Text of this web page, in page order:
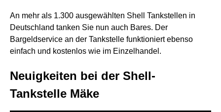
An mehr als 1.300 ausgewählten Shell Tankstellen in
Deutschland tanken Sie nun auch Bares. Der
Bargeldservice an der Tankstelle funktioniert ebenso
einfach und kostenlos wie im Einzelhandel.
Neuigkeiten bei der Shell-
Tankstelle Mäke